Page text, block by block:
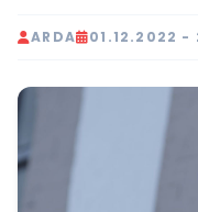
ARDA 01.12.2022 -